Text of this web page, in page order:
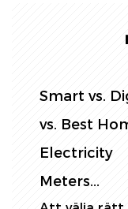
Smart vs.
vs. Best
Electricity
Meters...